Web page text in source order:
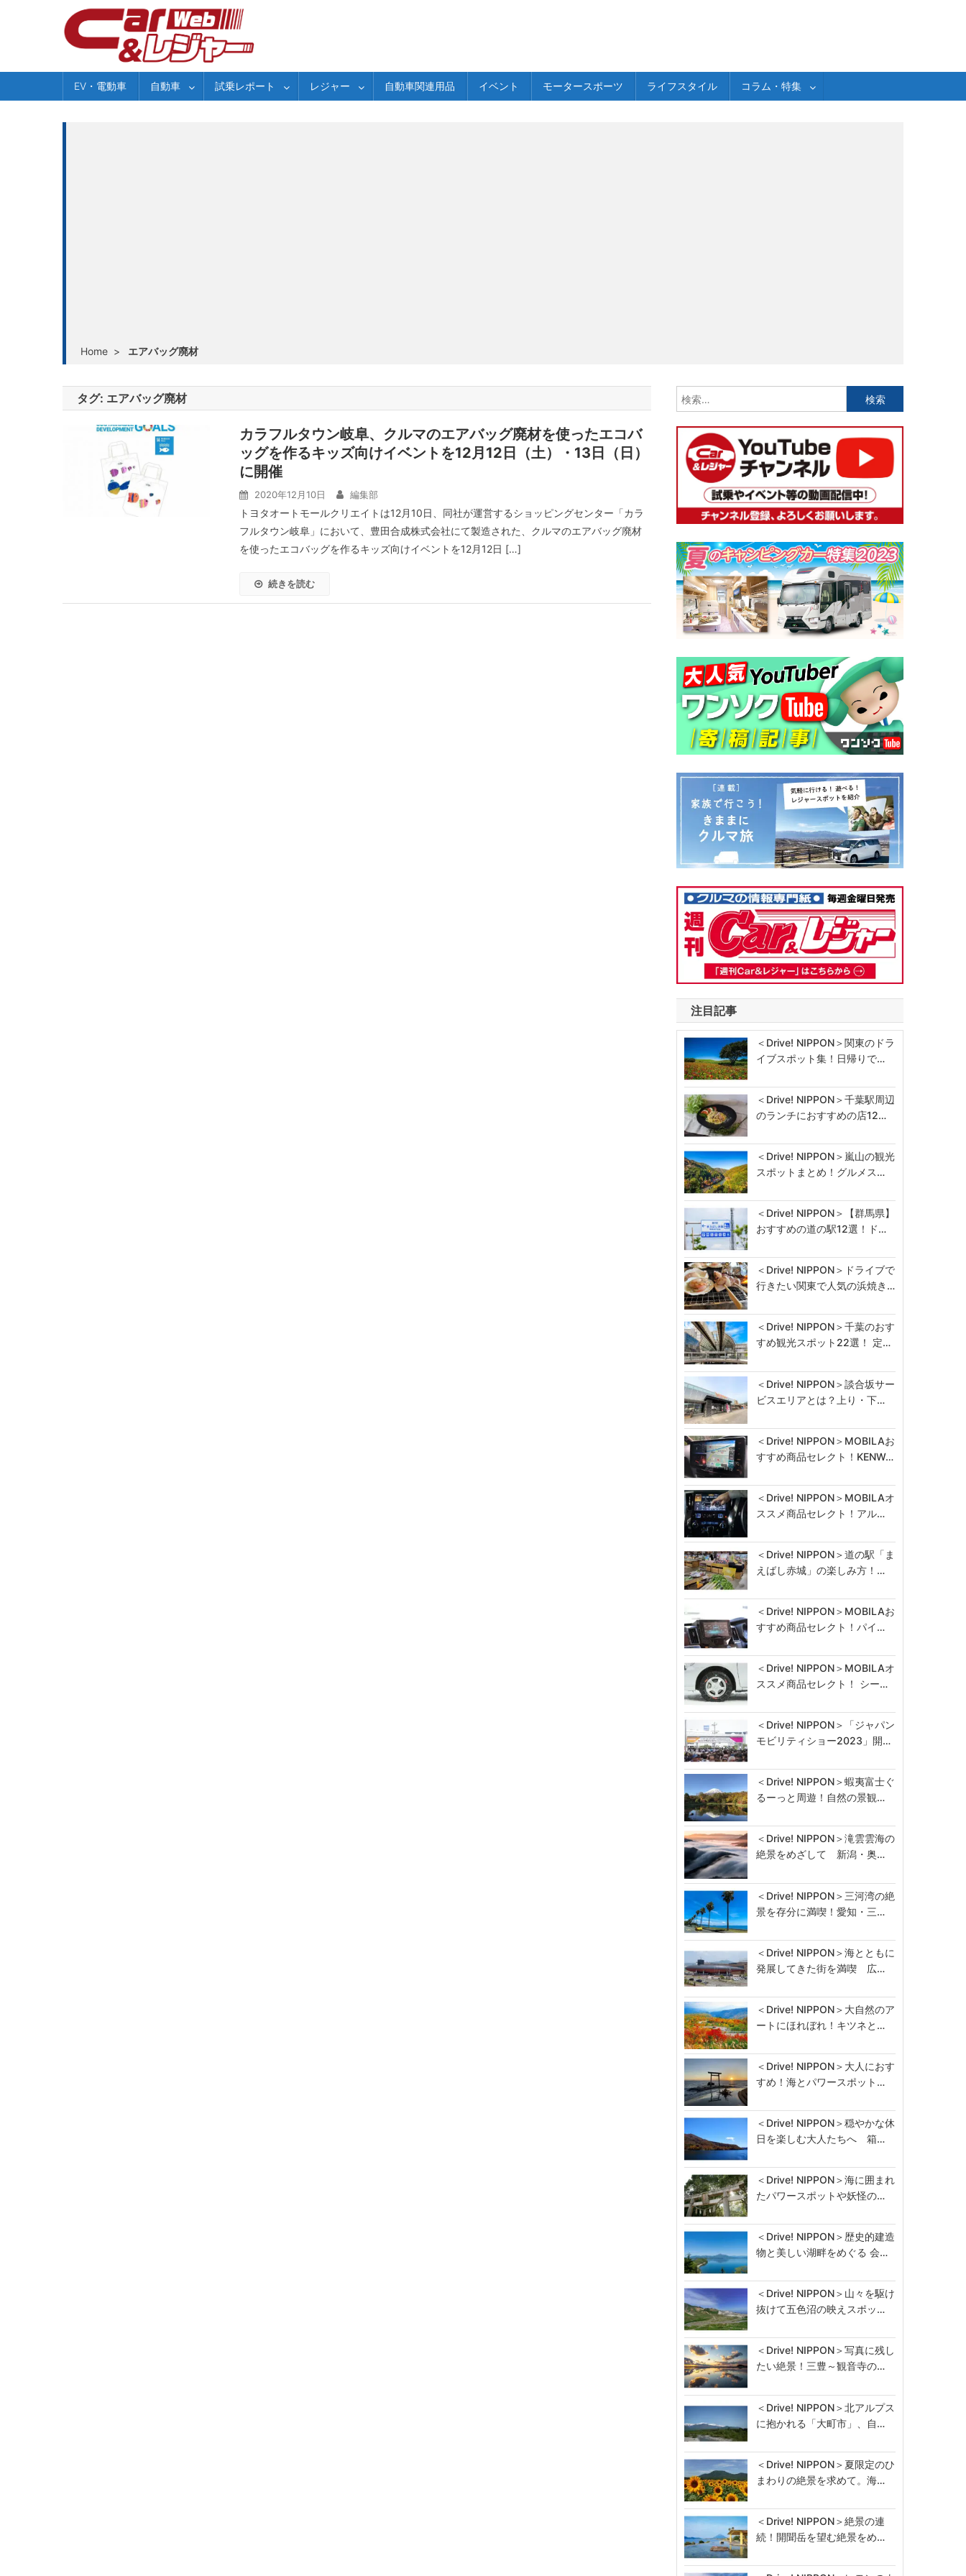
EV・電動車 自動車 試乗レポート レジャー 自動車関連用品 イベント モータースポーツ ライフスタイル コラム・特集
Home > エアバッグ廃材
タグ: エアバッグ廃材
カラフルタウン岐阜、クルマのエアバッグ廃材を使ったエコバ
ッグを作るキッズ向けイベントを12月12日（土）・13日（日）
に開催
2020年12月10日 編集部
トヨタオートモールクリエイトは12月10日、同社が運営するショッピングセンター「カラ
フルタウン岐阜」において、豊田合成株式会社にて製造された、クルマのエアバッグ廃材
を使ったエコバッグを作るキッズ向けイベントを12月12日 […]
続きを読む
索:
注目記事
＜Drive! NIPPON＞関東のドラ
イブスポット集！日帰りで…
＜Drive! NIPPON＞千葉駅周辺
のランチにおすすめの店12…
＜Drive! NIPPON＞嵐山の観光
スポットまとめ！グルメス…
＜Drive! NIPPON＞【群馬県】
おすすめの道の駅12選！ド…
＜Drive! NIPPON＞ドライブで
行きたい関東で人気の浜焼き…
＜Drive! NIPPON＞千葉のおす
すめ観光スポット22選！ 定…
＜Drive! NIPPON＞談合坂サー
ビスエリアとは？上り・下…
＜Drive! NIPPON＞MOBILAお
すすめ商品セレクト！KENW…
＜Drive! NIPPON＞MOBILAオ
ススメ商品セレクト！アル…
＜Drive! NIPPON＞道の駅「ま
えばし赤城」の楽しみ方！…
＜Drive! NIPPON＞MOBILAお
すすめ商品セレクト！パイ…
＜Drive! NIPPON＞MOBILAオ
ススメ商品セレクト！ シー…
＜Drive! NIPPON＞「ジャパン
モビリティショー2023」開…
＜Drive! NIPPON＞蝦夷富士ぐ
るーっと周遊！自然の景観…
＜Drive! NIPPON＞滝雲雲海の
絶景をめざして 新潟・奥…
＜Drive! NIPPON＞三河湾の絶
景を存分に満喫！愛知・三…
＜Drive! NIPPON＞海とともに
発展してきた街を満喫 広…
＜Drive! NIPPON＞大自然のア
ートにほれぼれ！キツネと…
＜Drive! NIPPON＞大人におす
すめ！海とパワースポット…
＜Drive! NIPPON＞穏やかな休
日を楽しむ大人たちへ 箱…
＜Drive! NIPPON＞海に囲まれ
たパワースポットや妖怪の…
＜Drive! NIPPON＞歴史的建造
物と美しい湖畔をめぐる 会…
＜Drive! NIPPON＞山々を駆け
抜けて五色沼の映えスポッ…
＜Drive! NIPPON＞写真に残し
たい絶景！三豊～観音寺の…
＜Drive! NIPPON＞北アルプス
に抱かれる「大町市」、自…
＜Drive! NIPPON＞夏限定のひ
まわりの絶景を求めて。海…
＜Drive! NIPPON＞絶景の連
続！開聞岳を望む絶景をめ…